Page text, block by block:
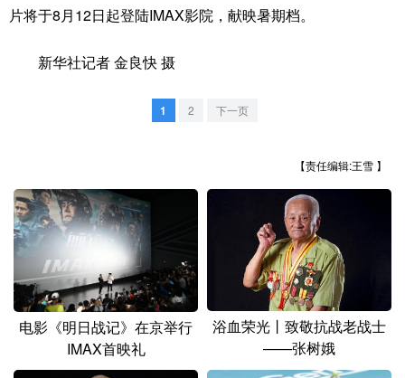
文化产业
山西
辽宁
安徽 福建 江西
山东 河南 湖北 湖南
广东 广西 海南 重庆
四川 贵州 云南 西藏
片将于8月12日起登陆IMAX影院，献映暑期档。
新华社记者 金良快 摄
1 2 下一页
【责任编辑:王雪 】
电影《明日战记》在京举行
IMAX首映礼
浴血荣光丨致敬抗战老战士
——张树娥